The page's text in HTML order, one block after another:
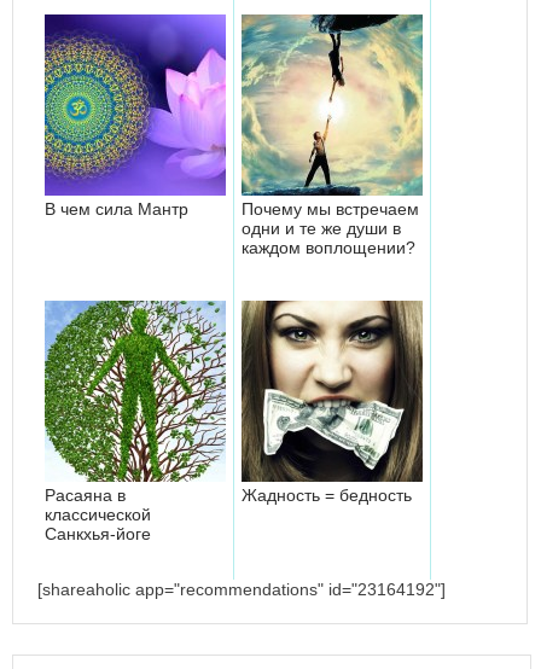
В чем сила Мантр
Почему мы встречаем
одни и те же души в
каждом воплощении?
Расаяна в
классической
Санкхья-йоге
Жадность = бедность
[shareaholic app="recommendations" id="23164192"]